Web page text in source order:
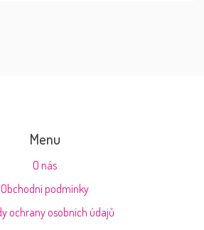
Menu
O nás
Obchodní podmínky
ochrany osobních údajů